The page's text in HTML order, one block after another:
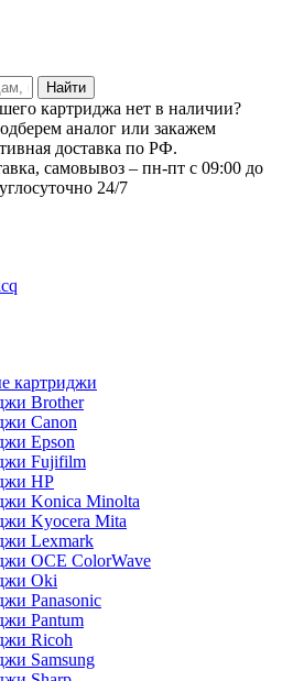
картриджа нет в наличии?
аналог или закажем
доставка по РФ.
самовывоз – пн-пт с 09:00 до
24/7
картриджи
Brother
Canon
Epson
Fujifilm
HP
Konica Minolta
Kyocera Mita
Lexmark
OCE ColorWave
Oki
Panasonic
Pantum
Ricoh
Samsung